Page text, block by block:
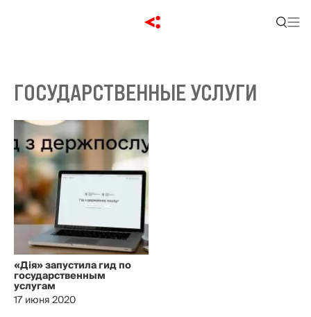
ГОСУДАРСТВЕННЫЕ УСЛУГИ
«Дія» запустила гид по
государственным
услугам
17 июня 2020